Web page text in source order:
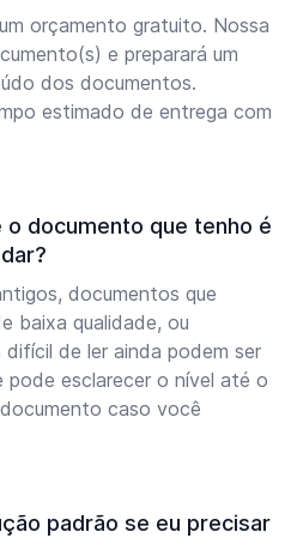
orçamento gratuito. Nossa
e preparará um
dos documentos.
estimado de entrega com
documento que tenho é
documentos que
baixa qualidade, ou
de ler ainda podem ser
pode esclarecer o nível até o
caso você
padrão se eu precisar